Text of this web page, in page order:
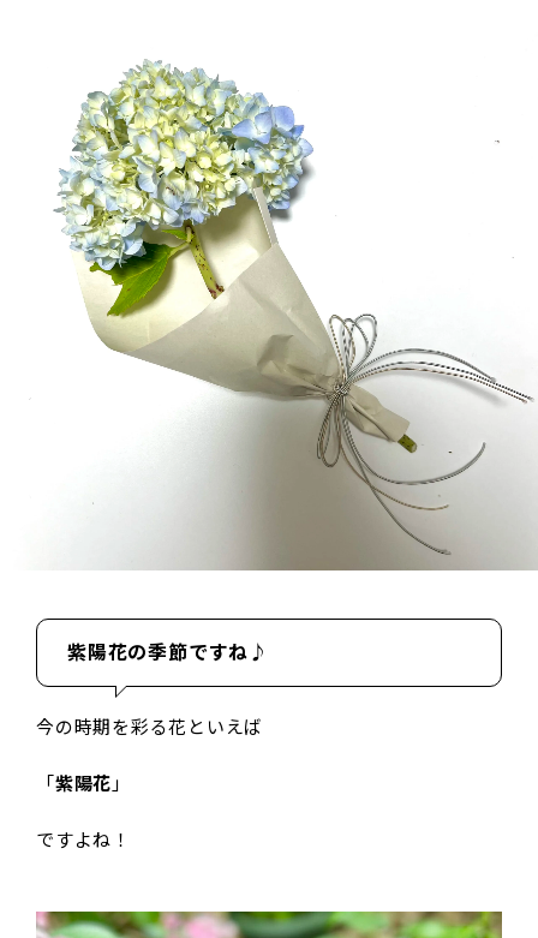
紫陽花の季節ですね♪
今の時期を彩る花といえば
「紫陽花 」
ですよね！